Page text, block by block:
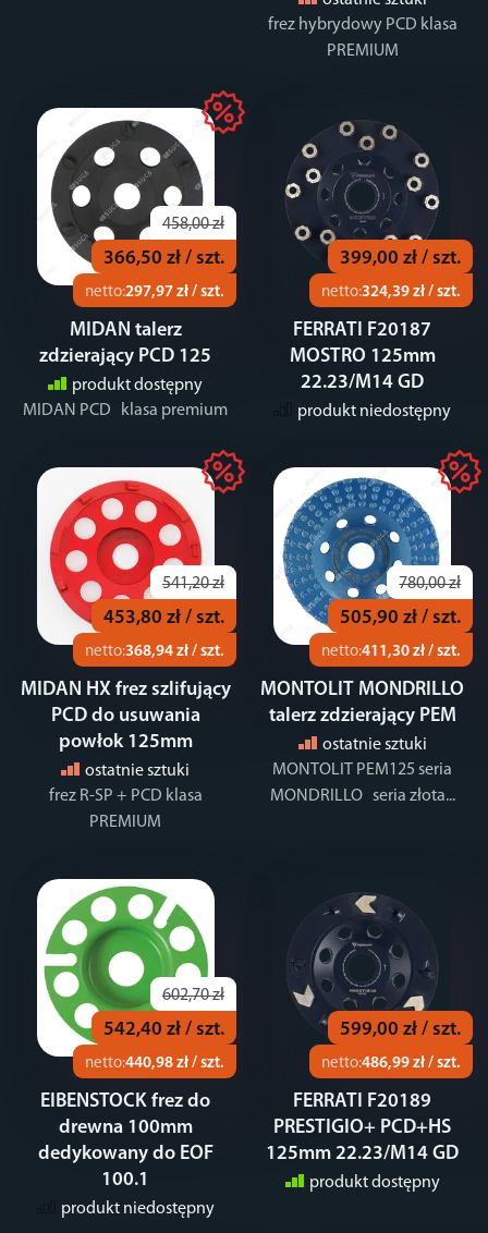
frez hybrydowy PCD klasa
PREMIUM
458,00 zł
366,50 zł / szt.
netto:297,97 zł / szt.
MIDAN talerz
zdzierający PCD 125
produkt dostępny
MIDAN PCD klasa premium
399,00 zł / szt.
netto:324,39 zł / szt.
FERRATI F20187
MOSTRO 125mm
22.23/M14 GD
produkt niedostępny
541,20 zł
453,80 zł / szt.
netto:368,94 zł / szt.
MIDAN HX frez szlifujący
PCD do usuwania
powłok 125mm
ostatnie sztuki
frez R-SP + PCD klasa
PREMIUM
780,00 zł
505,90 zł / szt.
netto:411,30 zł / szt.
MONTOLIT MONDRILLO
talerz zdzierający PEM
ostatnie sztuki
MONTOLIT PEM125 seria
MONDRILLO seria złota...
602,70 zł
542,40 zł / szt.
netto:440,98 zł / szt.
EIBENSTOCK frez do
drewna 100mm
dedykowany do EOF
100.1
produkt niedostępny
599,00 zł / szt.
netto:486,99 zł / szt.
FERRATI F20189
PRESTIGIO+ PCD+HS
125mm 22.23/M14 GD
produkt dostępny